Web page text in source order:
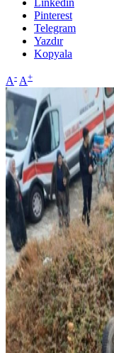
Pinterest
Telegram
Yazdır
Kopyala
A- A+